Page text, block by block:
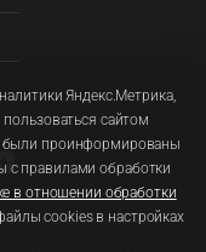
персональных данных
Яндекс.Метрика,
сайтом
были проинформированы
с правилами обработки
в отношении обработки
cookies в настройках